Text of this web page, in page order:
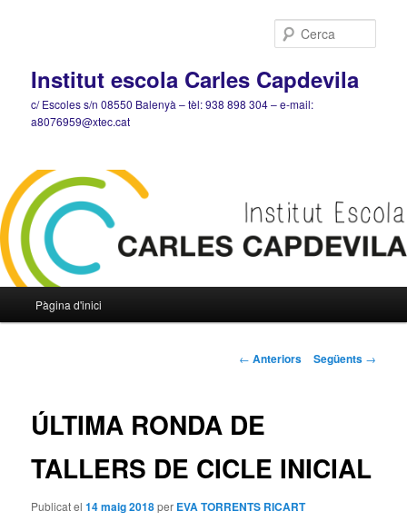
Institut escola Carles Capdevila
c/ Escoles s/n 08550 Balenyà – tèl: 938 898 304 – e-mail:
a8076959@xtec.cat
principal
Aneu
principal
Pàgina d'inici
Navegació
← Anteriors Següents →
ÚLTIMA RONDA DE
TALLERS DE CICLE INICIAL
Publicat el14 maig 2018per EVA TORRENTS RICART